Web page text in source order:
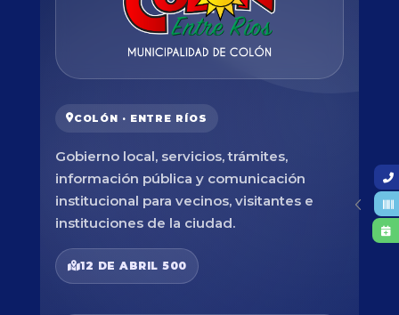
COLÓN · ENTRE RÍOS
Gobierno local, servicios, trámites,
información pública y comunicación
institucional para vecinos, visitantes e
instituciones de la ciudad.
12 DE ABRIL 500